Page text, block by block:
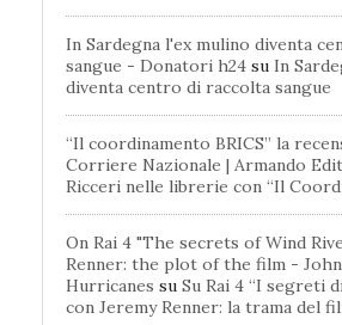
In Sardegna l'ex mulino diventa
sangue - Donatori h24 su In
diventa centro di raccolta sangue
“Il coordinamento BRICS” la
Corriere Nazionale | Armando
Ricceri nelle librerie con “Il
On Rai 4 "The secrets of Wind
Renner: the plot of the film -
Hurricanes su Su Rai 4 “I segreti
con Jeremy Renner: la trama del